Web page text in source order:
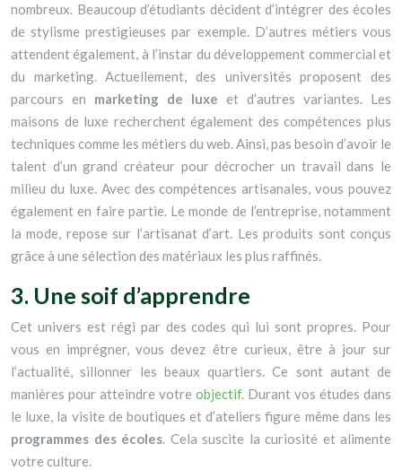
nombreux. Beaucoup d’étudiants décident d’intégrer des écoles
de stylisme prestigieuses par exemple. D’autres métiers vous
attendent également, à l’instar du développement commercial et
du marketing.Actuellement, des universités proposent des
parcours en marketing de luxe et d’autres variantes. Les
maisons de luxe recherchent également des compétences plus
techniques comme les métiers du web. Ainsi, pas besoin d’avoir le
talent d’un grand créateur pour décrocher un travail dans le
milieu du luxe. Avec des compétences artisanales, vous pouvez
également en faire partie. Le monde de l’entreprise, notamment
la mode, repose sur l’artisanat d’art. Les produits sont conçus
grâce à une sélection des matériaux les plus raffinés.
3. Une soif d’apprendre
Cet univers est régi par des codes qui lui sont propres. Pour
vous en imprégner, vous devez être curieux, être à jour sur
l’actualité, sillonner les beaux quartiers. Ce sont autant de
manières pour atteindre votre objectif. Durant vos études dans
le luxe, la visite de boutiques et d’ateliers figure même dans les
programmes des écoles. Cela suscite la curiosité et alimente
votre culture.